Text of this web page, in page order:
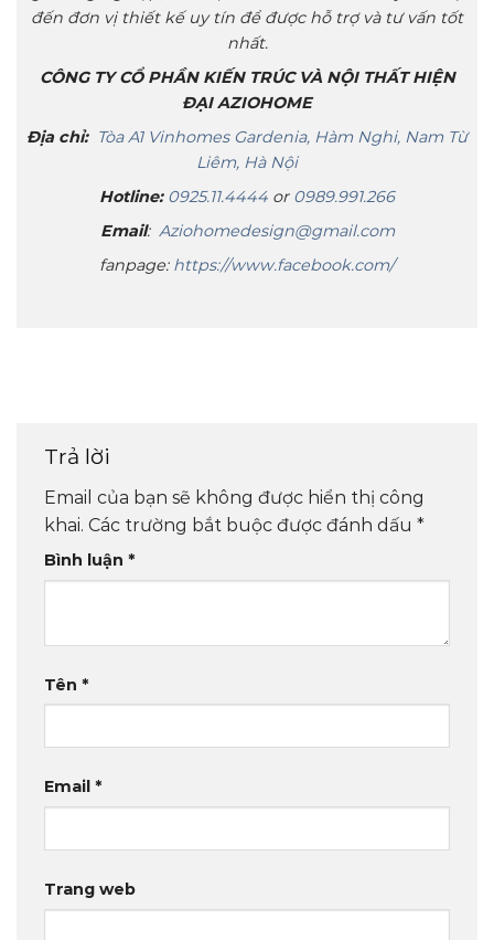
đến đơn vị thiết kế uy tín để được hỗ trợ và tư vấn tốt
nhất.
CÔNG TY CỔ PHẦN KIẾN TRÚC VÀ NỘI THẤT HIỆN
ĐẠI AZIOHOME
Địa chỉ: Tòa A1 Vinhomes Gardenia, Hàm Nghi, Nam Từ
Liêm, Hà Nội
Hotline: 0925.11.4444 or 0989.991.266
Email: Aziohomedesign@gmail.com
fanpage: https://www.facebook.com/
Trả lời
Email của bạn sẽ không được hiển thị công
khai. Các trường bắt buộc được đánh dấu *
Bình luận *
Tên *
Email *
Trang web